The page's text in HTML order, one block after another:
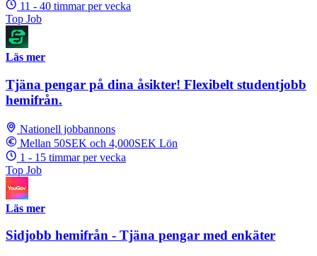
11 - 40 timmar per vecka
Top Job
Läs mer
Tjäna pengar på dina åsikter! Flexibelt studentjobb
hemifrån.
Nationell jobbannons
Mellan 50SEK och 4,000SEK Lön
1 - 15 timmar per vecka
Top Job
Läs mer
Sidjobb hemifrån - Tjäna pengar med enkäter